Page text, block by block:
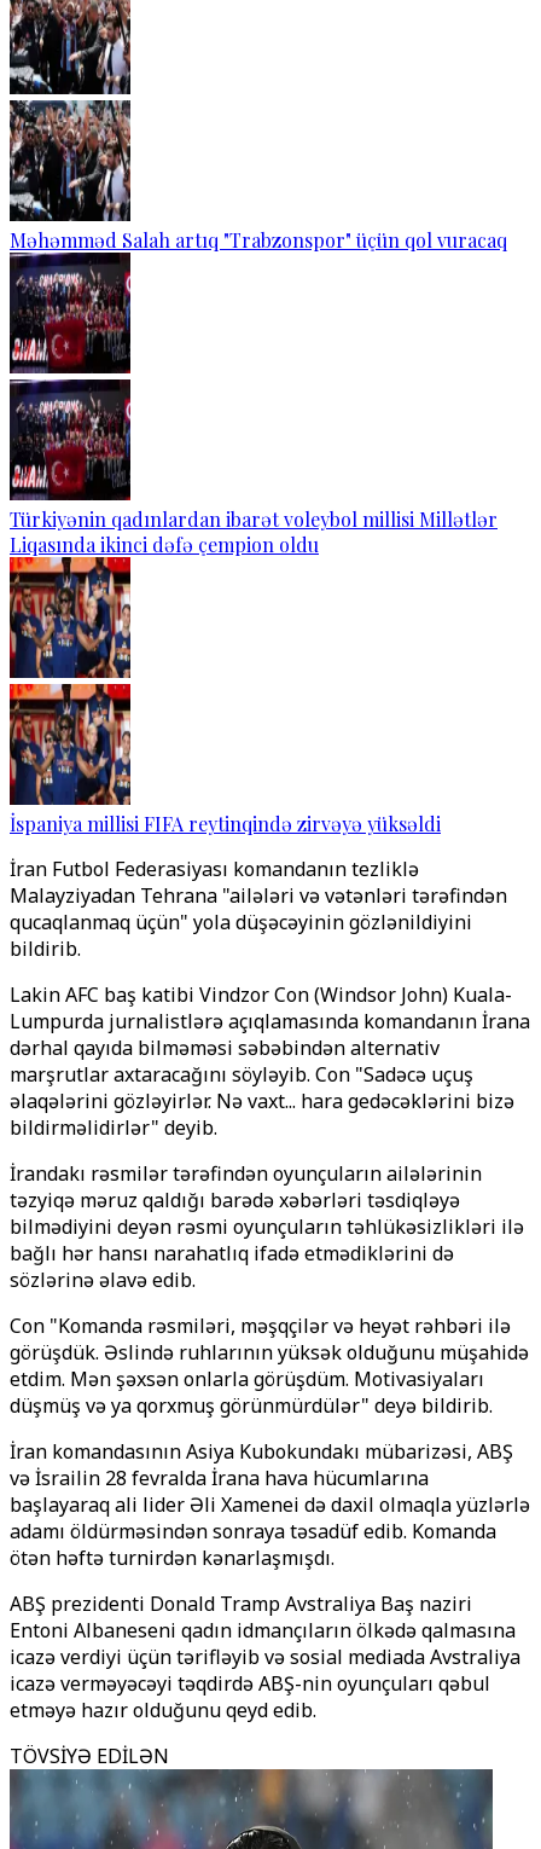
Məhəmməd Salah artıq "Trabzonspor" üçün qol vuracaq
Türkiyənin qadınlardan ibarət voleybol millisi Millətlər
Liqasında ikinci dəfə çempion oldu
İspaniya millisi FIFA reytinqində zirvəyə yüksəldi
İran Futbol Federasiyası komandanın tezliklə
Malayziyadan Tehrana "ailələri və vətənləri tərəfindən
qucaqlanmaq üçün" yola düşəcəyinin gözlənildiyini
bildirib.
Lakin AFC baş katibi Vindzor Con (Windsor John) Kuala-
Lumpurda jurnalistlərə açıqlamasında komandanın İrana
dərhal qayıda bilməməsi səbəbindən alternativ
marşrutlar axtaracağını söyləyib. Con "Sadəcə uçuş
əlaqələrini gözləyirlər. Nə vaxt... hara gedəcəklərini bizə
bildirməlidirlər" deyib.
İrandakı rəsmilər tərəfindən oyunçuların ailələrinin
təzyiqə məruz qaldığı barədə xəbərləri təsdiqləyə
bilmədiyini deyən rəsmi oyunçuların təhlükəsizlikləri ilə
bağlı hər hansı narahatlıq ifadə etmədiklərini də
sözlərinə əlavə edib.
Con "Komanda rəsmiləri, məşqçilər və heyət rəhbəri ilə
görüşdük. Əslində ruhlarının yüksək olduğunu müşahidə
etdim. Mən şəxsən onlarla görüşdüm. Motivasiyaları
düşmüş və ya qorxmuş görünmürdülər" deyə bildirib.
İran komandasının Asiya Kubokundakı mübarizəsi, ABŞ
və İsrailin 28 fevralda İrana hava hücumlarına
başlayaraq ali lider Əli Xamenei də daxil olmaqla yüzlərlə
adamı öldürməsindən sonraya təsadüf edib. Komanda
ötən həftə turnirdən kənarlaşmışdı.
ABŞ prezidenti Donald Tramp Avstraliya Baş naziri
Entoni Albaneseni qadın idmançıların ölkədə qalmasına
icazə verdiyi üçün tərifləyib və sosial mediada Avstraliya
icazə verməyəcəyi təqdirdə ABŞ-nin oyunçuları qəbul
etməyə hazır olduğunu qeyd edib.
TÖVSİYƏ EDİLƏN